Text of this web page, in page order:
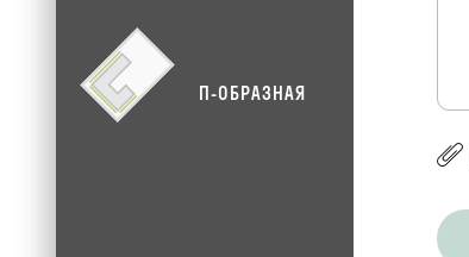
П-ОБРАЗНАЯ